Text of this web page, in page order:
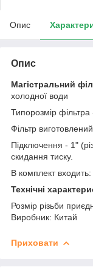
Опис
Опис
Магістральний
холодної води
Типорозмір фільтра
Фільтр
Підключення - 1"
скидання тиску.
В комплект
Технічні
Розмір різьби
Виробник: Китай
Приховати